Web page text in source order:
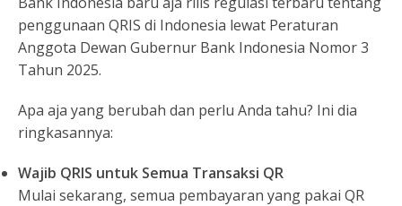
penggunaan QRIS di Indonesia lewat Peraturan
Anggota Dewan Gubernur Bank Indonesia Nomor 3
Tahun 2025.
Apa aja yang berubah dan perlu Anda tahu? Ini dia
ringkasannya:
Wajib QRIS untuk Semua Transaksi QR
Mulai sekarang, semua pembayaran yang pakai QR